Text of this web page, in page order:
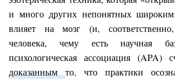
и много других непонятных
влияет на мозг (и,
человека, чему есть научная
психологическая ассоциация (APA)
доказанным то, что практики